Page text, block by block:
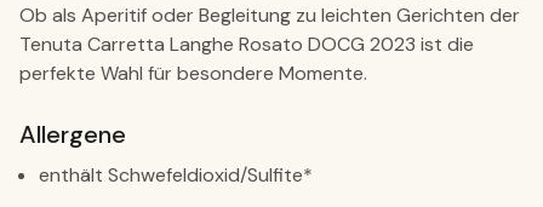
Ob als Aperitif oder Begleitung zu leichten Gerichten der
Tenuta Carretta Langhe Rosato DOCG 2023 ist die
perfekte Wahl für besondere Momente.
Allergene
enthält Schwefeldioxid/Sulfite*